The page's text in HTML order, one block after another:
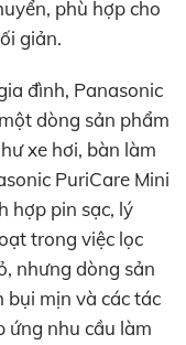
phù hợp cho
giản.
đình, Panasonic
dòng sản phẩm
xe hơi, bàn làm
PuriCare Mini
hợp pin sạc, lý
trong việc lọc
nhưng dòng sản
bụi mịn và các tác
ứng nhu cầu làm